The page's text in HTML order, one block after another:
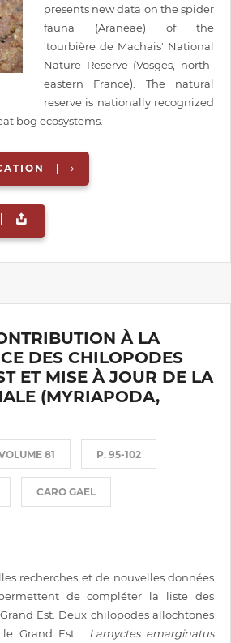
presents new data on the spider
fauna (Araneae) of the
'tourbière de Machais' National
Nature Reserve (Vosges, north-
eastern France). The natural
reserve is nationally recognized
bog ecosystems.
À LA
DES CHILOPODES
ET MISE À JOUR DE LA
(MYRIAPODA,
81 P. 95-102
CARO GAEL
recherches et de nouvelles données
de compléter la liste des
Est. Deux chilopodes allochtones
Grand Est : Lamyctes emarginatus